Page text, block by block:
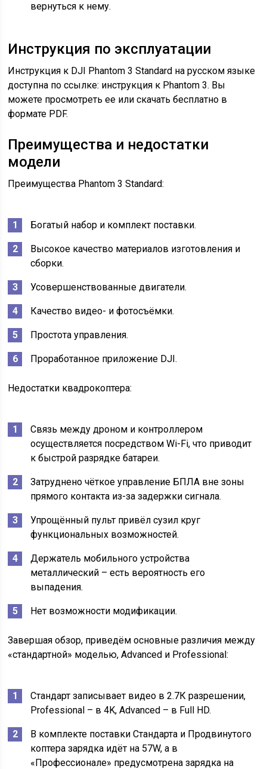
вернуться к нему.
Инструкция по эксплуатации
Инструкция к DJI Phantom 3 Standard на русском языке
доступна по ссылке: инструкция к Phantom 3. Вы
можете просмотреть ее или скачать бесплатно в
формате PDF.
Преимущества и недостатки
модели
Преимущества Phantom 3 Standard:
Богатый набор и комплект поставки.
Высокое качество материалов изготовления и
сборки.
Усовершенствованные двигатели.
Качество видео- и фотосъёмки.
Простота управления.
Проработанное приложение DJI.
Недостатки квадрокоптера:
Связь между дроном и контроллером
осуществляется посредством Wi-Fi, что приводит
к быстрой разрядке батареи.
Затруднено чёткое управление БПЛА вне зоны
прямого контакта из-за задержки сигнала.
Упрощённый пульт привёл сузил круг
функциональных возможностей.
Держатель мобильного устройства
металлический – есть вероятность его
выпадения.
Нет возможности модификации.
Завершая обзор, приведём основные различия между
«стандартной» моделью, Advanced и Professional:
Стандарт записывает видео в 2.7К разрешении,
Professional – в 4K, Advanced – в Full HD.
В комплекте поставки Стандарта и Продвинутого
коптера зарядка идёт на 57W, а в
«Профессионале» предусмотрена зарядка на